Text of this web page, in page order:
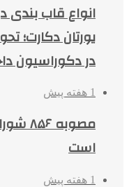
انواع قاب بندی
یورتان دکارت؛
در دکوراسیون
1 هفته پیش
است
1 هفته پیش